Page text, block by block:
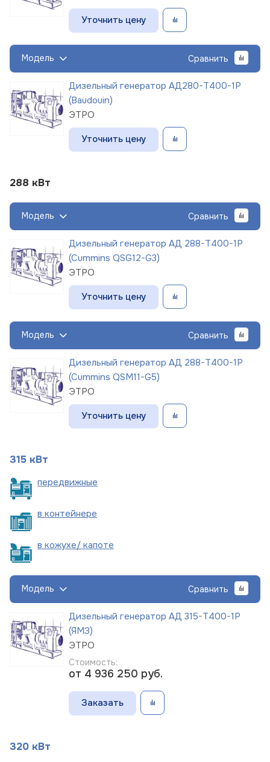
Уточнить цену
Модель Сравнить
Дизельный генератор АД280-Т400-1Р
(Baudouin)
ЭТРО
Уточнить цену
288 кВт
Модель Сравнить
Дизельный генератор АД 288-Т400-1Р
(Cummins QSG12-G3)
ЭТРО
Уточнить цену
Модель Сравнить
Дизельный генератор АД 288-Т400-1Р
(Cummins QSM11-G5)
ЭТРО
Уточнить цену
315 кВт
передвижные
в контейнере
в кожухе/ капоте
Модель Сравнить
Дизельный генератор АД 315-Т400-1Р
(ЯМЗ)
ЭТРО
Стоимость:
от 4 936 250 руб.
Заказать
320 кВт